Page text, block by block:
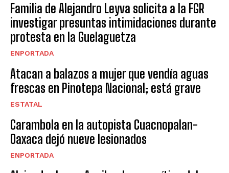
Familia de Alejandro Leyva solicita a la FGR
investigar presuntas intimidaciones durante
protesta en la Guelaguetza
ENPORTADA
Atacan a balazos a mujer que vendía aguas
frescas en Pinotepa Nacional; está grave
ESTATAL
Carambola en la autopista Cuacnopalan-
Oaxaca dejó nueve lesionados
ENPORTADA